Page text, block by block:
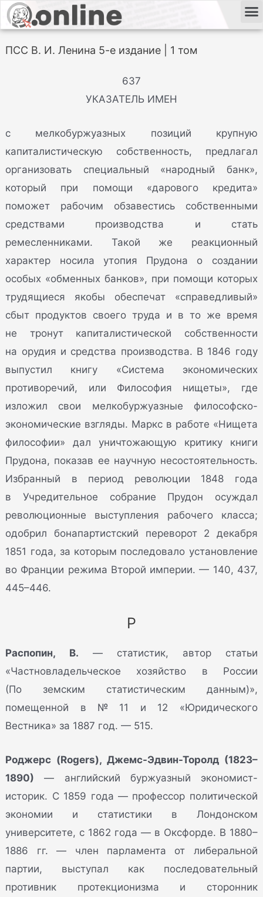
ПСС В. И. Ленина 5-е издание | 1 том
637
УКАЗАТЕЛЬ ИМЕН
с мелкобуржуазных позиций крупную
капиталистическую собственность, предлагал
организовать специальный «народный банк»,
который при помощи «дарового кредита»
поможет рабочим обзавестись собственными
средствами производства и стать
ремесленниками. Такой же реакционный
характер носила утопия Прудона о создании
особых «обменных банков», при помощи которых
трудящиеся якобы обеспечат «справедливый»
сбыт продуктов своего труда и в то же время
не тронут капиталистической собственности
на орудия и средства производства. В 1846 году
выпустил книгу «Система экономических
противоречий, или Философия нищеты», где
изложил свои мелкобуржуазные философско-
экономические взгляды. Маркс в работе «Нищета
философии» дал уничтожающую критику книги
Прудона, показав ее научную несостоятельность.
Избранный в период революции 1848 года
в Учредительное собрание Прудон осуждал
революционные выступления рабочего класса;
одобрил бонапартистский переворот 2 декабря
1851 года, за которым последовало установление
во Франции режима Второй империи. — 140, 437,
445–446.
Р
Распопин, В. — статистик, автор статьи
«Частновладельческое хозяйство в России
(По земским статистическим данным)»,
помещенной в № 11 и 12 «Юридического
Вестника» за 1887 год. — 515.
Роджерс (Rogers), Джемс-Эдвин-Торолд (1823–
1890) — английский буржуазный экономист-
историк. С 1859 года — профессор политической
экономии и статистики в Лондонском
университете, с 1862 года — в Оксфорде. В 1880–
1886 гг. — член парламента от либеральной
партии, выступал как последовательный
противник протекционизма и сторонник